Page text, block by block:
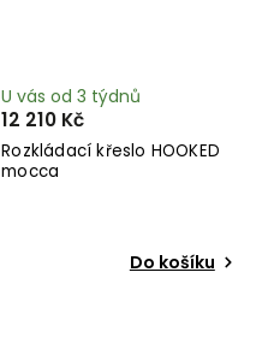
Rozkládací křeslo HOOKED
mocca
U vás od 3 týdnů
12 210 Kč
Do košíku